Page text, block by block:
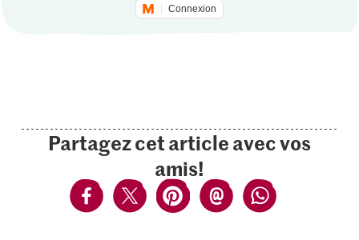
Connexion
Partagez cet article avec vos
amis!